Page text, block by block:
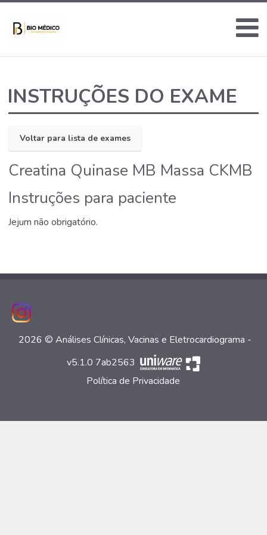
INSTRUÇÕES DO EXAME
Voltar para lista de exames
Creatina Quinase MB Massa CKMB
Instruções para paciente
Jejum não obrigatório.
2026 © Análises Clínicas, Vacinas e Eletrocardiograma -
v5.1.0 7ab2563
Política de Privacidade